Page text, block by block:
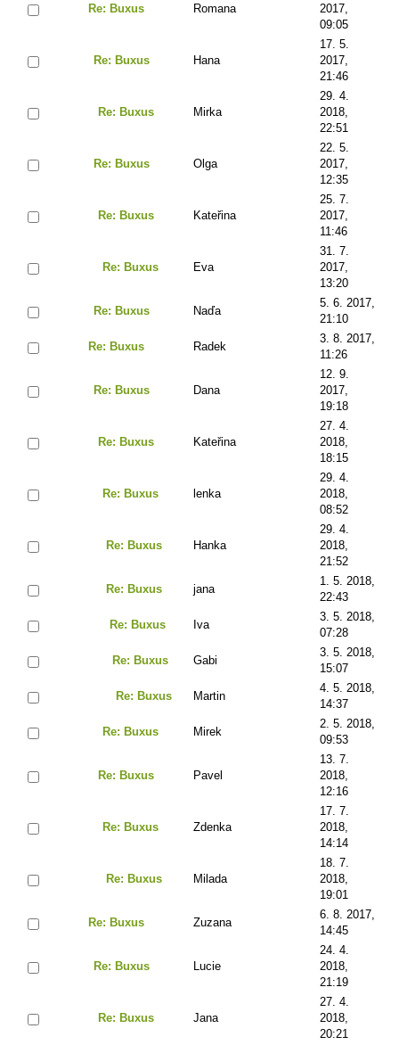
Re: Buxus Romana
2017,
09:05
Re: Buxus Hana
17. 5.
2017,
21:46
Re: Buxus Mirka
29. 4.
2018,
22:51
Re: Buxus Olga
22. 5.
2017,
12:35
Re: Buxus Kateřina
25. 7.
2017,
11:46
Re: Buxus Eva
31. 7.
2017,
13:20
Re: Buxus Naďa
5. 6. 2017,
21:10
Re: Buxus Radek
3. 8. 2017,
11:26
Re: Buxus Dana
12. 9.
2017,
19:18
Re: Buxus Kateřina
27. 4.
2018,
18:15
Re: Buxus lenka
29. 4.
2018,
08:52
Re: Buxus Hanka
29. 4.
2018,
21:52
Re: Buxus jana
1. 5. 2018,
22:43
Re: Buxus Iva
3. 5. 2018,
07:28
Re: Buxus Gabi
3. 5. 2018,
15:07
Re: Buxus Martin
4. 5. 2018,
14:37
Re: Buxus Mirek
2. 5. 2018,
09:53
Re: Buxus Pavel
13. 7.
2018,
12:16
Re: Buxus Zdenka
17. 7.
2018,
14:14
Re: Buxus Milada
18. 7.
2018,
19:01
Re: Buxus Zuzana
6. 8. 2017,
14:45
Re: Buxus Lucie
24. 4.
2018,
21:19
Re: Buxus Jana
27. 4.
2018,
20:21